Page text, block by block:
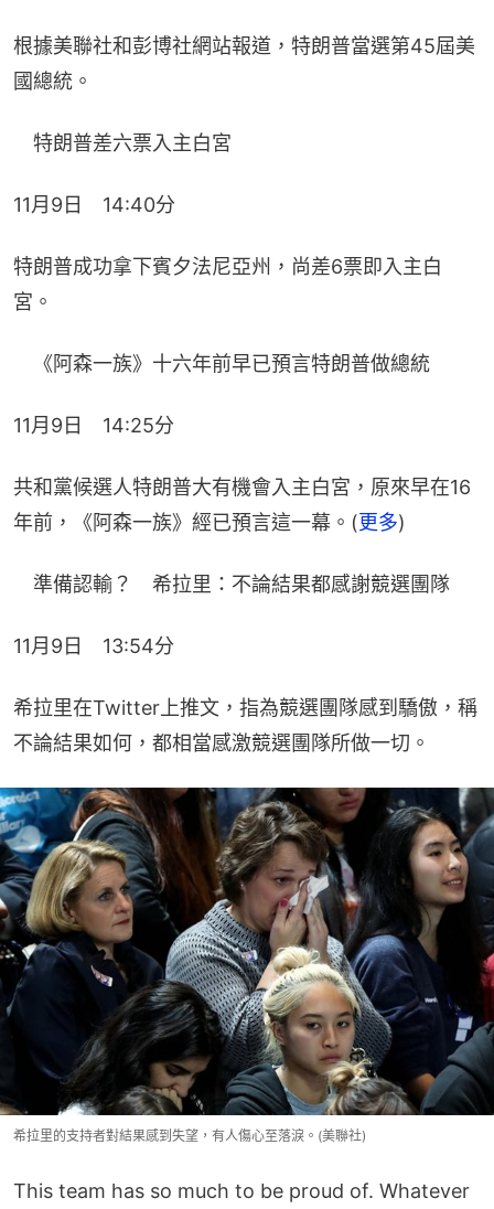
根據美聯社和彭博社網站報道，特朗普當選第45屆美
國總統。
特朗普差六票入主白宮
11月9日　14:40分
特朗普成功拿下賓夕法尼亞州，尚差6票即入主白
宮。
《阿森一族》十六年前早已預言特朗普做總統​
11月9日　14:25分
共和黨候選人特朗普大有機會入主白宮，原來早在16
年前，《阿森一族》經已預言這一幕。(更多)
準備認輸？　希拉里：不論結果都感謝競選團隊
11月9日　13:54分
希拉里在Twitter上推文，指為競選團隊感到驕傲，稱
不論結果如何，都相當感激競選團隊所做一切。
希拉里的支持者對結果感到失望，有人傷心至落淚。(美聯社)
This team has so much to be proud of. Whatever